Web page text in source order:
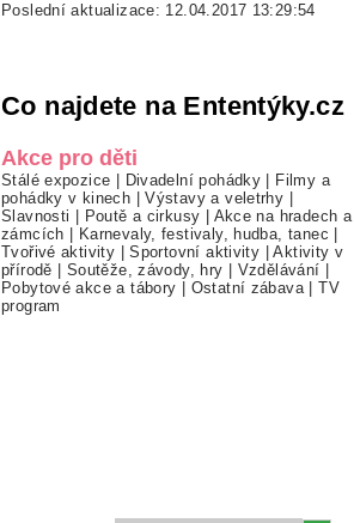
Poslední aktualizace: 12.04.2017 13:29:54
Co najdete na Ententýky.cz
Akce pro děti
Stálé expozice Divadelní pohádky
Filmy a
pohádky v kinech |Výstavy a veletrhy
Slavnosti
Poutě a cirkusy
Akce na hradech a
zámcích
Karnevaly, festivaly, hudba, tanec
Tvořivé aktivity |Sportovní aktivity |Aktivity v
přírodě
Soutěže, závody, hry Vzdělávání
Pobytové akce a tábory
Ostatní zábava|TV
program